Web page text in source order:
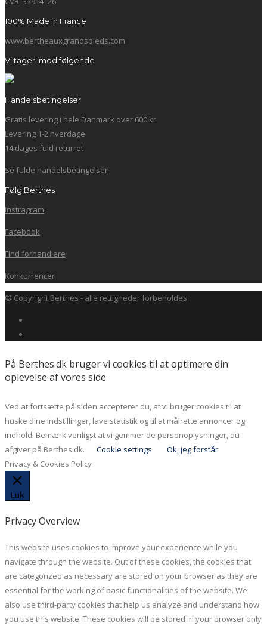
100% Made in France
www.bertheauxgrandspieds.com
Vi tager imod følgende
Handelsbetingelser
Gratis levering i hele Danmark over 600 kr
Levering 1-2 hverdage
14 dages fuld returret
Se fulde handelsbetingelser
Følg Berthes
Instragram
Facebook
Find forhandlere
Konkurrencer
© Copyright Berthes - alle rettigheder forbeholdes
På Berthes.dk bruger vi cookies til at optimere din
oplevelse af vores side.
Ved at fortsætte på siden accepterer du, at vi bruger cookies til at
huske dine indstillinger, lave statistik og til at målrette annoncer og
indhold. Bemærk venligst at vi gemmer de personoplysninger, du
afgiver på Berthes.dk.
Cookie settings
Ok, jeg forstår
Privacy & Cookies Policy
Luk
Privacy Overview
This website uses cookies to improve your experience while you
navigate through the website. Out of these cookies, the cookies that
are categorized as necessary are stored on your browser as they are
essential for the working of basic functionalities of the website. We
also use third-party cookies that help us analyze and understand how
you use this website. These cookies will be stored in your browser only